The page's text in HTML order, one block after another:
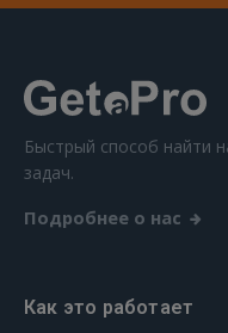
Быстрый способ найти
задач.
Подробнее о нас
Как это работает